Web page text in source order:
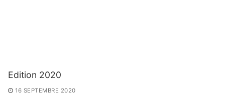
Edition 2020
16 SEPTEMBRE 2020